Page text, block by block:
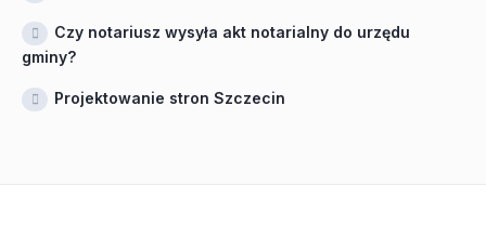
Czy notariusz wysyła akt notarialny do urzędu
gminy?
Projektowanie stron Szczecin